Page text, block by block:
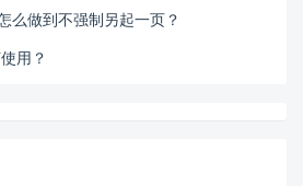
么做到不强制另起一页？
用？